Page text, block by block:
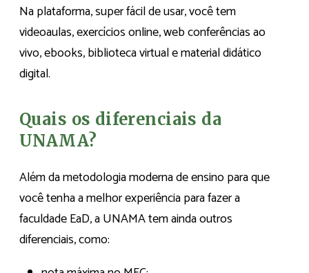
Na plataforma, super fácil de usar, você tem
videoaulas, exercícios online, web conferências ao
vivo, ebooks, biblioteca virtual e material didático
digital.
Quais os diferenciais da
UNAMA?
Além da metodologia moderna de ensino para que
você tenha a melhor experiência para fazer a
faculdade EaD, a UNAMA tem ainda outros
diferenciais, como: